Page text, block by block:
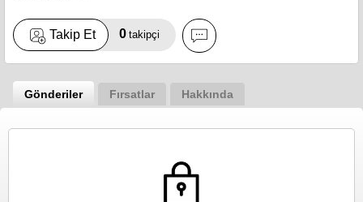
Takip Et 0 takipçi
Gönderiler Fırsatlar Hakkında